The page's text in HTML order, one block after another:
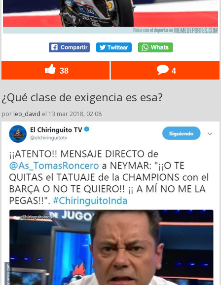
38 4
¿Qué clase de exigencia es esa?
por leo_david el 13 mar 2018, 02:08